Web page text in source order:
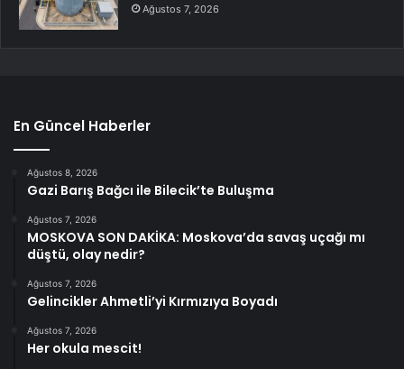
Ağustos 7, 2026
En Güncel Haberler
Ağustos 8, 2026
Gazi Barış Bağcı ile Bilecik’te Buluşma
Ağustos 7, 2026
MOSKOVA SON DAKİKA: Moskova’da savaş uçağı mı
düştü, olay nedir?
Ağustos 7, 2026
Gelincikler Ahmetli’yi Kırmızıya Boyadı
Ağustos 7, 2026
Her okula mescit!